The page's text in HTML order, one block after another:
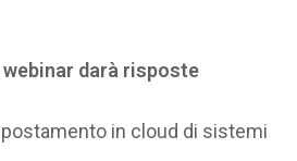
webinar darà risposte
in cloud di sistemi